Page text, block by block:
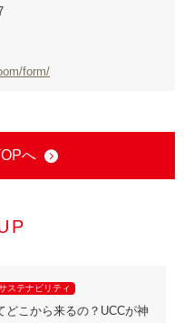
form/
へ
ステナビリティ
どこから来るの？UCCが神